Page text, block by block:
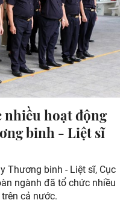
nhiều hoạt động
binh - Liệt sĩ
Thương binh - Liệt sĩ, Cục
ngành đã tổ chức nhiều
cả nước.